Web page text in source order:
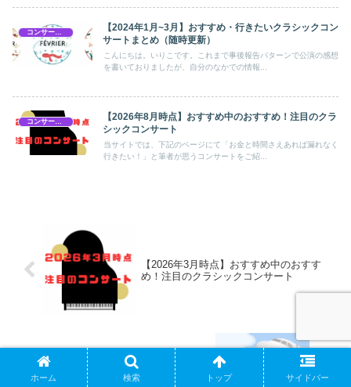
【2024年1月~3月】おすすめ・行きたいクラシックコン
サートまとめ（随時更新）
こんにちは。いりこです。これまで事後報告パターンで公演の感想
を書いておりましたが、自分のなかでの情報...
【2026年8月時点】おすすめ中のおすすめ！注目のクラ
シックコンサート
当サイトでは、下記のページにて「お金と時間さえあれば漏れなく
行きたい！」と筆者が思うコンサートをご紹...
【2026年3月時点】おすすめ中のおすす
め！注目のクラシックコンサート
【2026年4月】国内線・国際線タイムセ
ール情報（JAL／ANA／Jetstar／
ホーム 検索 トップ サイドバー